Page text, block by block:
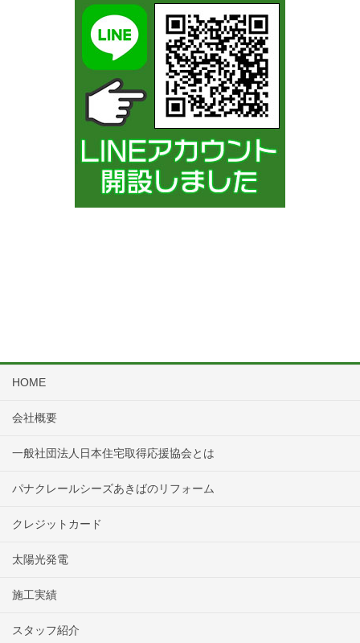
HOME
会社概要
一般社団法人日本住宅取得応援協会とは
パナクレールシーズあきばのリフォーム
クレジットカード
太陽光発電
施工実績
スタッフ紹介